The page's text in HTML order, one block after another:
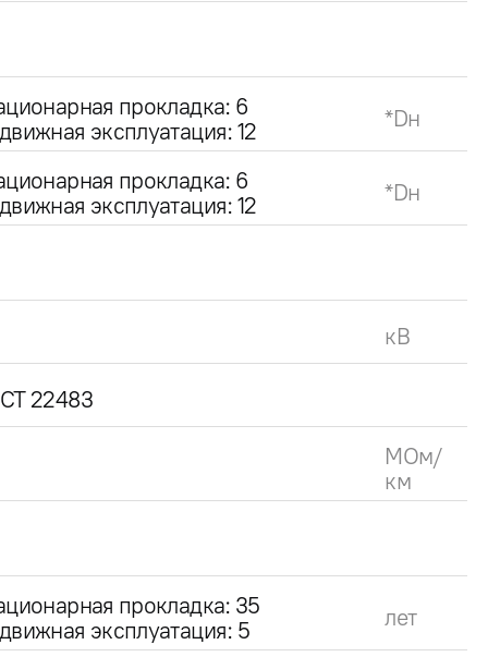
прокладка: 6
эксплуатация: 12
*Dн
прокладка: 6
эксплуатация: 12
*Dн
кВ
22483
МОм/
км
прокладка: 35
эксплуатация: 5
лет